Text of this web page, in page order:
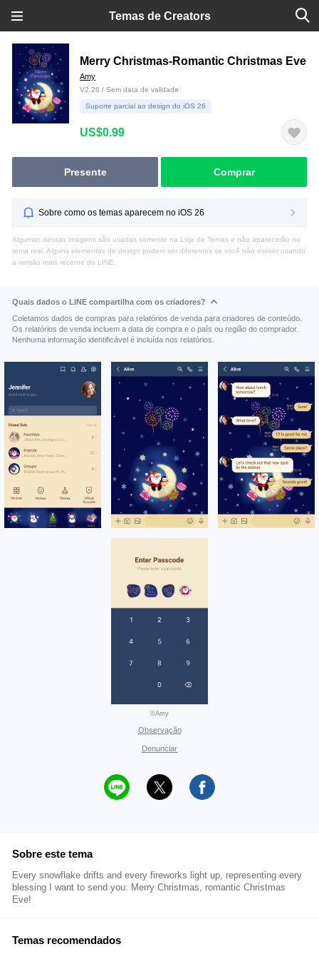
Temas de Creators
Merry Christmas-Romantic Christmas Eve
Amy
V2.26 / Sem data de validade
Suporte parcial ao design do iOS 26
US$0.99
Presente Comprar
Sobre como os temas aparecem no iOS 26
Algumas dessas imagens são usadas somente na Loja de Temas e não aparecerão no
tema real. Alguns elementos de design podem ser diferentes se você não estiver usando
a versão mais recente do LINE.
Quais dados o LINE compartilha com os criadores?
Coletamos dados de compras para relatórios de venda para criadores de conteúdo.
Os relatórios de venda incluem a data de compra e o país ou região do comprador.
Nenhuma informação identificável é incluída nos relatórios.
©Amy
Observação
Denunciar
Sobre este tema
Every snowflake drifts and every fireworks light up, representing every
blessing I want to send you: Merry Christmas, romantic Christmas
Eve!
Temas recomendados